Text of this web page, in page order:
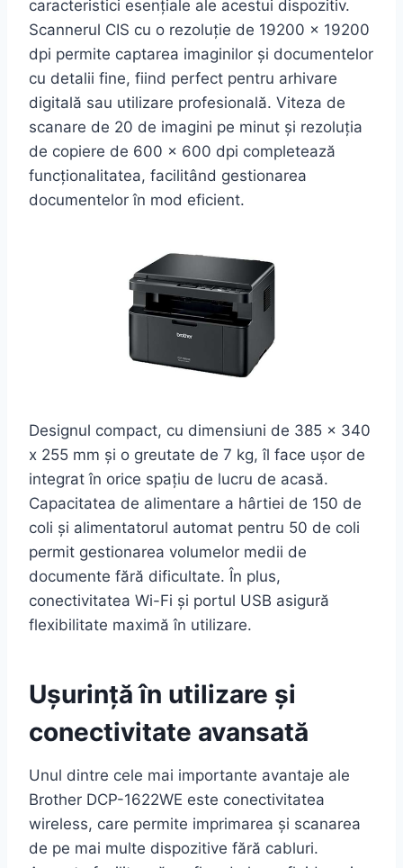
caracteristici esențiale ale acestui dispozitiv.
Scannerul CIS cu o rezoluție de 19200 x 19200
dpi permite captarea imaginilor și documentelor
cu detalii fine, fiind perfect pentru arhivare
digitală sau utilizare profesională. Viteza de
scanare de 20 de imagini pe minut și rezoluția
de copiere de 600 x 600 dpi completează
funcționalitatea, facilitând gestionarea
documentelor în mod eficient.
Designul compact, cu dimensiuni de 385 x 340
x 255 mm și o greutate de 7 kg, îl face ușor de
integrat în orice spațiu de lucru de acasă.
Capacitatea de alimentare a hârtiei de 150 de
coli și alimentatorul automat pentru 50 de coli
permit gestionarea volumelor medii de
documente fără dificultate. În plus,
conectivitatea Wi-Fi și portul USB asigură
flexibilitate maximă în utilizare.
Ușurință în utilizare și
conectivitate avansată
Unul dintre cele mai importante avantaje ale
Brother DCP-1622WE este conectivitatea
wireless, care permite imprimarea și scanarea
de pe mai multe dispozitive fără cabluri.